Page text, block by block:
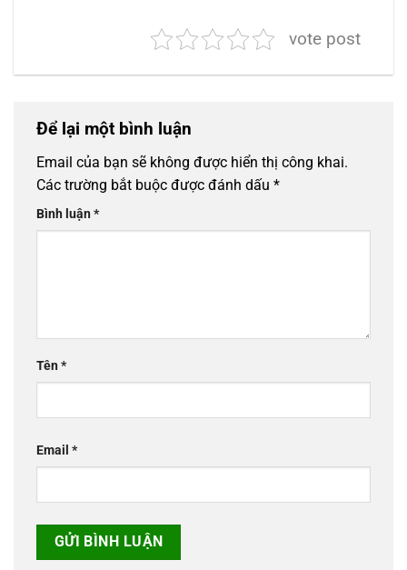
vote post
Để lại một bình luận
Email của bạn sẽ không được hiển thị công khai.
Các trường bắt buộc được đánh dấu *
Bình luận*
Tên*
Email *